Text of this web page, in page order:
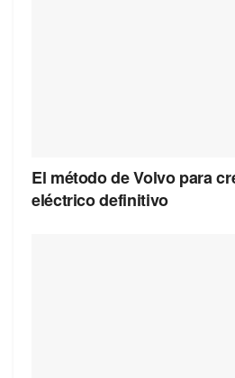
El método de Volvo para
eléctrico definitivo